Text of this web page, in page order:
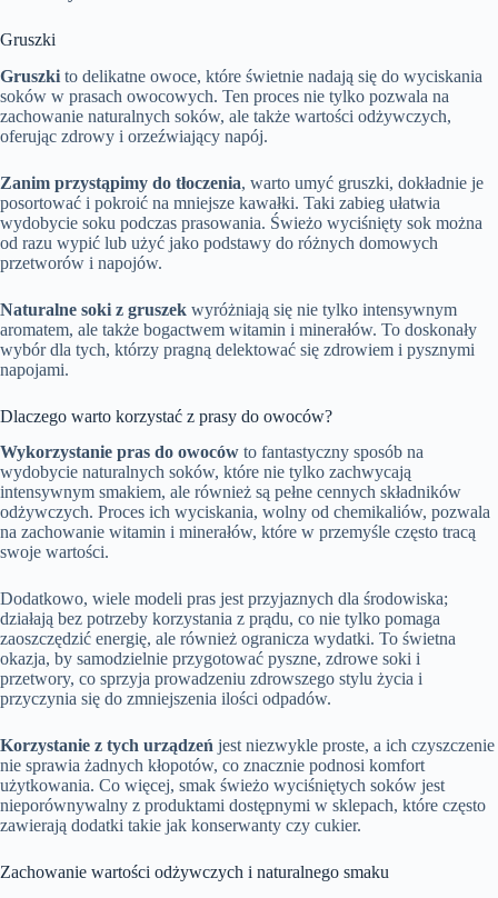
Gruszki
Gruszki to delikatne owoce, które świetnie nadają się do wyciskania
soków w prasach owocowych. Ten proces nie tylko pozwala na
zachowanie naturalnych soków, ale także wartości odżywczych,
oferując zdrowy i orzeźwiający napój.
Zanim przystąpimy do tłoczenia, warto umyć gruszki, dokładnie je
posortować i pokroić na mniejsze kawałki. Taki zabieg ułatwia
wydobycie soku podczas prasowania. Świeżo wyciśnięty sok można
od razu wypić lub użyć jako podstawy do różnych domowych
przetworów i napojów.
Naturalne soki z gruszek wyróżniają się nie tylko intensywnym
aromatem, ale także bogactwem witamin i minerałów. To doskonały
wybór dla tych, którzy pragną delektować się zdrowiem i pysznymi
napojami.
Dlaczego warto korzystać z prasy do owoców?
Wykorzystanie pras do owoców to fantastyczny sposób na
wydobycie naturalnych soków, które nie tylko zachwycają
intensywnym smakiem, ale również są pełne cennych składników
odżywczych. Proces ich wyciskania, wolny od chemikaliów, pozwala
na zachowanie witamin i minerałów, które w przemyśle często tracą
swoje wartości.
Dodatkowo, wiele modeli pras jest przyjaznych dla środowiska;
działają bez potrzeby korzystania z prądu, co nie tylko pomaga
zaoszczędzić energię, ale również ogranicza wydatki. To świetna
okazja, by samodzielnie przygotować pyszne, zdrowe soki i
przetwory, co sprzyja prowadzeniu zdrowszego stylu życia i
przyczynia się do zmniejszenia ilości odpadów.
Korzystanie z tych urządzeń jest niezwykle proste, a ich czyszczenie
nie sprawia żadnych kłopotów, co znacznie podnosi komfort
użytkowania. Co więcej, smak świeżo wyciśniętych soków jest
nieporównywalny z produktami dostępnymi w sklepach, które często
zawierają dodatki takie jak konserwanty czy cukier.
Zachowanie wartości odżywczych i naturalnego smaku